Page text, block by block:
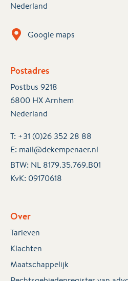
Nederland
Google maps
Postadres
Postbus 9218
6800 HX Arnhem
Nederland
T: +31 (0)26 352 28 88
E: mail@dekempenaer.nl
BTW: NL 8179.35.769.B01
KvK: 09170618
Over
Tarieven
Klachten
Maatschappelijk